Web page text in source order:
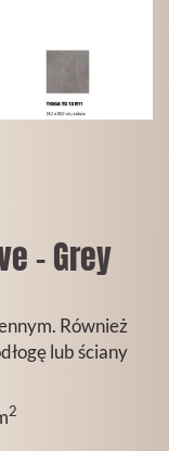
- Grey
Również
lub ściany
2